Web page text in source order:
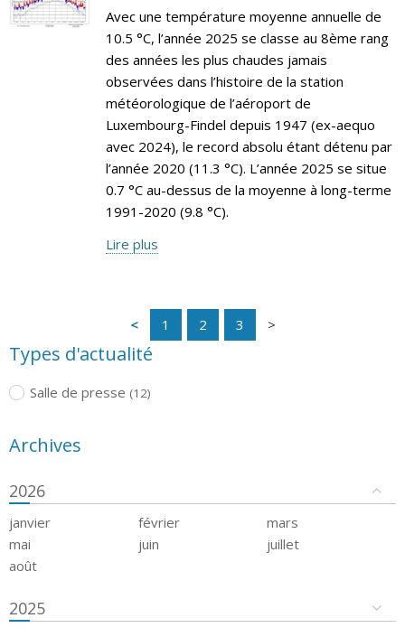
Avec une température moyenne annuelle de
10.5 °C, l’année 2025 se classe au 8ème rang
des années les plus chaudes jamais
observées dans l’histoire de la station
météorologique de l’aéroport de
Luxembourg-Findel depuis 1947 (ex-aequo
avec 2024), le record absolu étant détenu par
l’année 2020 (11.3 °C). L’année 2025 se situe
0.7 °C au-dessus de la moyenne à long-terme
1991-2020 (9.8 °C).
Lire plus
1 2 3
Types d'actualité
Salle de presse (12)
Archives
2026
janvier février
mars
mai
juin
juillet
août
2025